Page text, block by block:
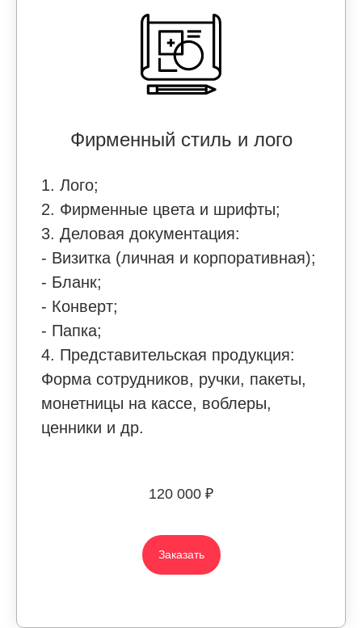
Фирменный стиль и лого
1. Лого;
2. Фирменные цвета и шрифты;
3. Деловая документация:
- Визитка (личная и корпоративная);
- Бланк;
- Конверт;
- Папка;
4. Представительская продукция:
Форма сотрудников, ручки, пакеты,
монетницы на кассе, воблеры,
ценники и др.
120 000 ₽
Заказать